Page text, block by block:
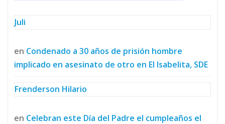
Juli
en Condenado a 30 años de prisión hombre
implicado en asesinato de otro en El Isabelita, SDE
Frenderson Hilario
en Celebran este Día del Padre el cumpleaños el